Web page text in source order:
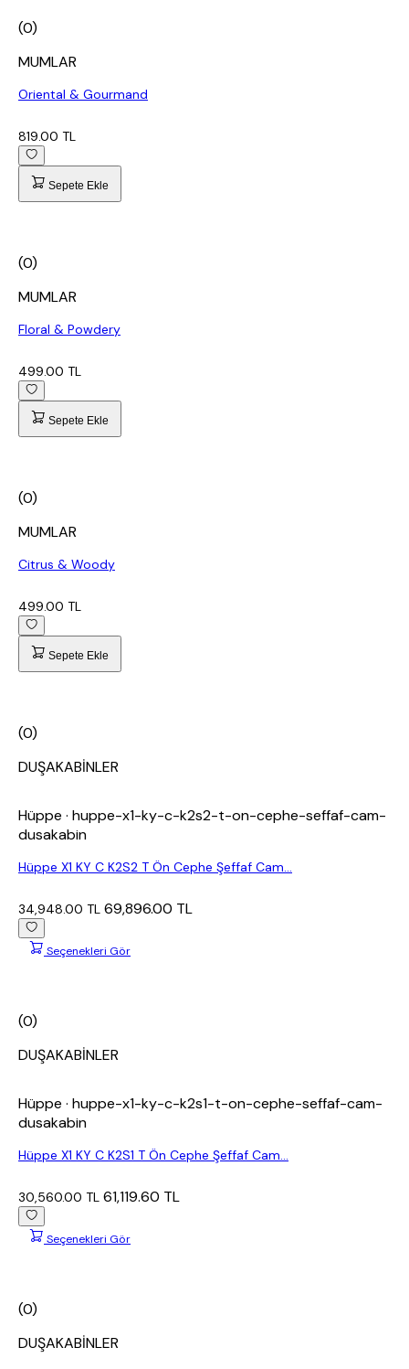
(0)
MUMLAR
Oriental & Gourmand
819.00 TL
Sepete Ekle
(0)
MUMLAR
Floral & Powdery
499.00 TL
Sepete Ekle
(0)
MUMLAR
Citrus & Woody
499.00 TL
Sepete Ekle
(0)
DUŞAKABİNLER
Hüppe · huppe-x1-ky-c-k2s2-t-on-cephe-seffaf-cam-
dusakabin
Hüppe X1 KY C K2S2 T Ön Cephe Şeffaf Cam...
34,948.00 TL 69,896.00 TL
Seçenekleri Gör
(0)
DUŞAKABİNLER
Hüppe · huppe-x1-ky-c-k2s1-t-on-cephe-seffaf-cam-
dusakabin
Hüppe X1 KY C K2S1 T Ön Cephe Şeffaf Cam...
30,560.00 TL 61,119.60 TL
Seçenekleri Gör
(0)
DUŞAKABİNLER